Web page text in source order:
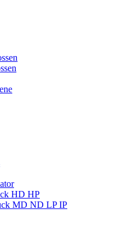
HD HP
MD ND LP IP